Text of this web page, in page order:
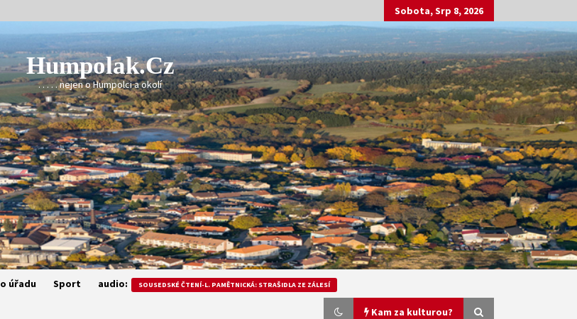
Sobota, Srp 8, 2026
Humpolak.cz
. . . . . nejen o Humpolci a okolí
úřadu Sport audio: SOUSEDSKÉ ČTENÍ-L. PAMĚTNICKÁ: STRAŠIDLA ZE ZÁLESÍ
Kam za kulturou?